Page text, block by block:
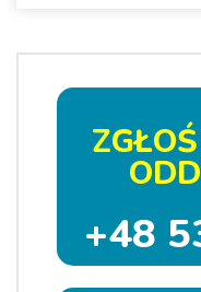
+48